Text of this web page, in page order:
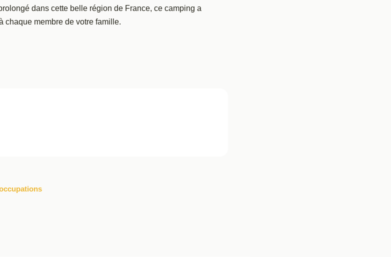
dans cette belle région de France, ce camping a
chaque membre de votre famille.